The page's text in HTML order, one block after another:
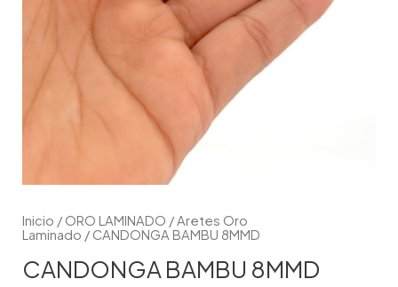
Inicio / ORO LAMINADO /Aretes Oro
Laminado / CANDONGA BAMBU 8MMD
CANDONGA BAMBU 8MMD